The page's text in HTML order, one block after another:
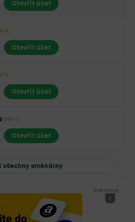
Otevřít účet
%
Otevřít účet
%
Otevřít účet
Otevřít účet
všechny směnárny
Reklama
i